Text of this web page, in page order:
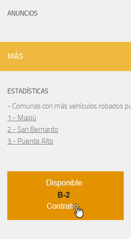
ANUNCIOS
MÁS
ESTADÍSTICAS
- Comunas con más vehículos robados
1.- Maipú
2.- San Bernardo
3.- Puente Alto